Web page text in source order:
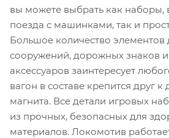
вы можете выбрать как наборы,
поезда с машинками, так и
Большое количество элементов
сооружений, дорожных знаков
аксессуаров заинтересует
вагон в составе крепится друг
магнита. Все детали игровых
из прочных, безопасных для
материалов. Локомотив